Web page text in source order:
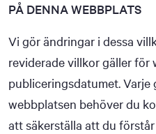
PÅ DENNA WEBBPLATS
Vi gör ändringar i dessa
reviderade villkor gäller för
publiceringsdatumet. Varje
webbplatsen behöver du
att säkerställa att du